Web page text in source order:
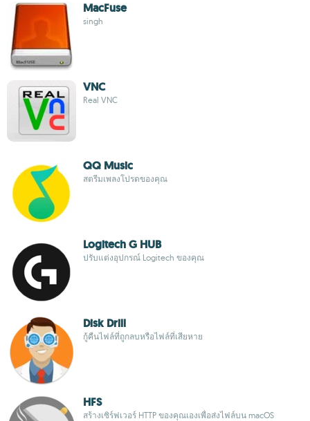
MacFuse
singh
VNC
Real VNC
QQ Music
สตรีมเพลงโปรดของคุณ
Logitech G HUB
ปรับแต่งอุปกรณ์ Logitech ของคุณ
Disk Drill
กู้คืนไฟล์ที่ถูกลบหรือไฟล์ที่เสียหาย
HFS
สร้างเซิร์ฟเวอร์ HTTP ของคุณเองเพื่อส่งไฟล์บน macOS